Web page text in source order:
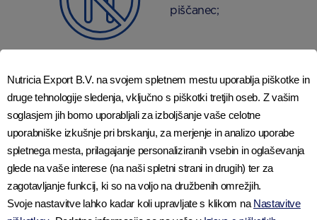
piščanec;
Tatarski biftek, suši in
druga živila, ki
vsebujejo surovo meso
in ribe;
Nutricia Export B.V. na svojem spletnem mestu uporablja piškotke in
druge tehnologije sledenja, vključno s piškotki tretjih oseb. Z vašim
soglasjem jih bomo uporabljali za izboljšanje vaše celotne
uporabniške izkušnje pri brskanju, za merjenje in analizo uporabe
spletnega mesta, prilagajanje personaliziranih vsebin in oglaševanja
glede na vaše interese (na naši spletni strani in drugih) ter za
zagotavljanje funkcij, ki so na voljo na družbenih omrežjih.
Svoje nastavitve lahko kadar koli upravljate s klikom na Nastavitve